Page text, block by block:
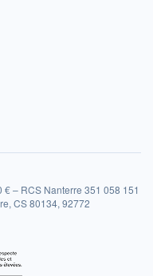
– RCS Nanterre 351 058 151
CS 80134, 92772